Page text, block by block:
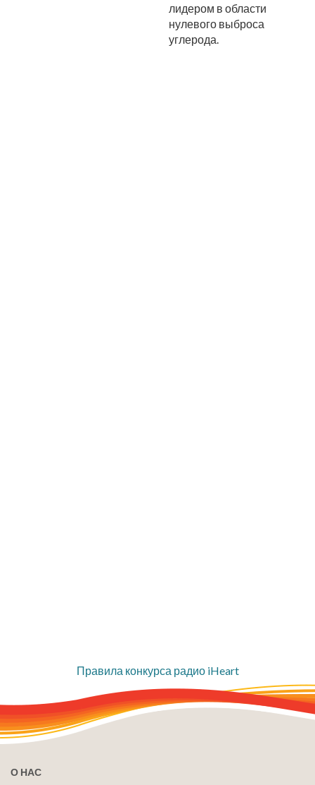
лидером в области
нулевого выброса
углерода.
Правила конкурса радио iHeart
О НАС